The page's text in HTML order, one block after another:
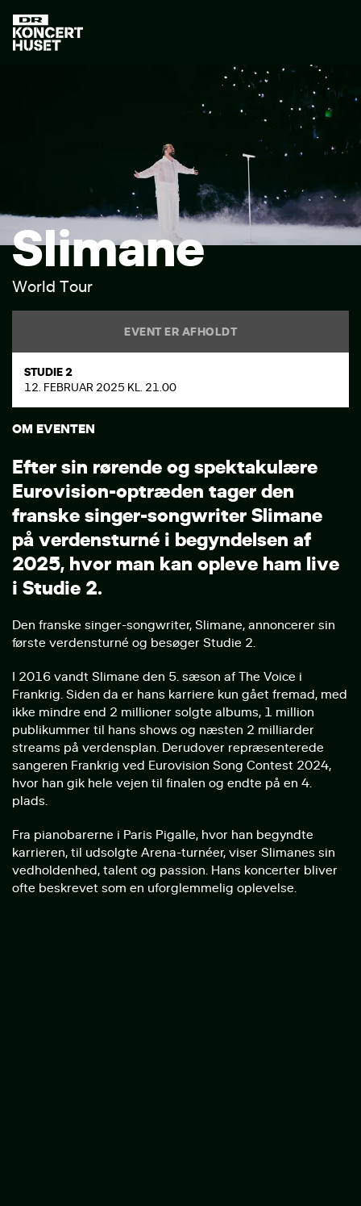
Slimane
World Tour
EVENT ER AFHOLDT
STUDIE 2
12. FEBRUAR 2025 KL. 21.00
OM EVENTEN
Efter sin rørende og spektakulære
Eurovision-optræden tager den
franske singer-songwriter Slimane
på verdensturné i begyndelsen af
2025, hvor man kan opleve ham live
i Studie 2.
Den franske singer-songwriter, Slimane, annoncerer sin
første verdensturné og besøger Studie 2.
I 2016 vandt Slimane den 5. sæson af The Voice i
Frankrig. Siden da er hans karriere kun gået fremad, med
ikke mindre end 2 millioner solgte albums, 1 million
publikummer til hans shows og næsten 2 milliarder
streams på verdensplan. Derudover repræsenterede
sangeren Frankrig ved Eurovision Song Contest 2024,
hvor han gik hele vejen til finalen og endte på en 4.
plads.
Fra pianobarerne i Paris Pigalle, hvor han begyndte
karrieren, til udsolgte Arena-turnéer, viser Slimanes sin
vedholdenhed, talent og passion. Hans koncerter bliver
ofte beskrevet som en uforglemmelig oplevelse.